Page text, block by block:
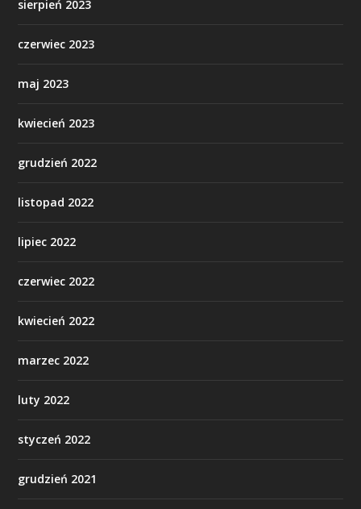
sierpień 2023
czerwiec 2023
maj 2023
kwiecień 2023
grudzień 2022
listopad 2022
lipiec 2022
czerwiec 2022
kwiecień 2022
marzec 2022
luty 2022
styczeń 2022
grudzień 2021